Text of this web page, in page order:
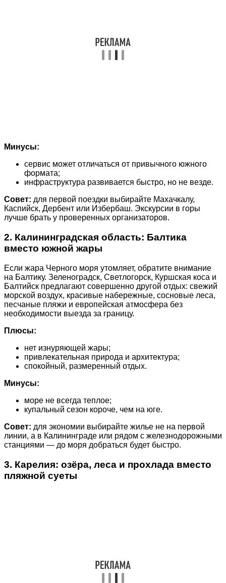
Минусы:
сервис может отличаться от привычного южного
формата;
инфраструктура развивается быстро, но не везде.
Совет: для первой поездки выбирайте Махачкалу,
Каспийск, Дербент или Избербаш. Экскурсии в горы
лучше брать у проверенных организаторов.
2. Калининградская область: Балтика
вместо южной жары
Если жара Черного моря утомляет, обратите внимание
на Балтику. Зеленоградск, Светлогорск, Куршская коса и
Балтийск предлагают совершенно другой отдых: свежий
морской воздух, красивые набережные, сосновые леса,
песчаные пляжи и европейская атмосфера без
необходимости выезда за границу.
Плюсы:
нет изнуряющей жары;
привлекательная природа и архитектура;
спокойный, размеренный отдых.
Минусы:
море не всегда теплое;
купальный сезон короче, чем на юге.
Совет: для экономии выбирайте жилье не на первой
линии, а в Калининграде или рядом с железнодорожными
станциями — до моря добраться будет быстро.
3. Карелия: озёра, леса и прохлада вместо
пляжной суеты